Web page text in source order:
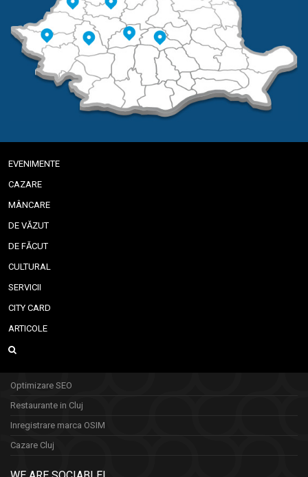
EVENIMENTE
CAZARE
MÂNCARE
DE VĂZUT
DE FĂCUT
CULTURAL
SERVICII
CITY CARD
ARTICOLE
Optimizare SEO
Restaurante in Cluj
Inregistrare marca OSIM
Cazare Cluj